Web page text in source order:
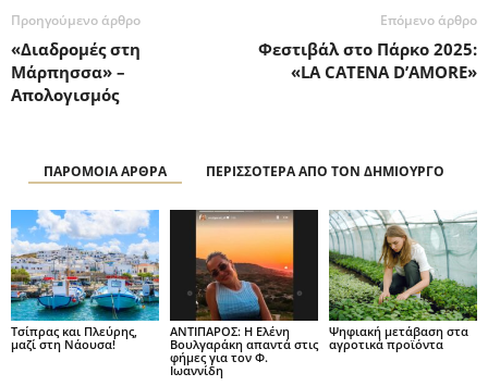
Προηγούμενο άρθρο
«Διαδρομές στη
Μάρπησσα» –
Απολογισμός
Επόμενο άρθρο
Φεστιβάλ στο Πάρκο 2025:
«LA CATENA D’AMORE»
ΠΑΡΟΜΟΙΑ ΑΡΘΡΑ ΠΕΡΙΣΣΟΤΕΡΑ ΑΠΟ ΤΟΝ ΔΗΜΙΟΥΡΓΟ
Τσίπρας και Πλεύρης,
μαζί στη Νάουσα!
ΑΝΤΙΠΑΡΟΣ: Η Ελένη
Βουλγαράκη απαντά στις
φήμες για τον Φ.
Ιωαννίδη
Ψηφιακή μετάβαση στα
αγροτικά προϊόντα